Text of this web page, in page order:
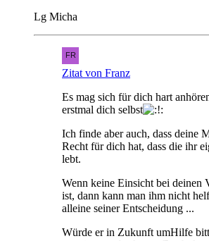
Lg Micha
Zitat von Franz
Es mag sich für dich hart
erstmal dich selbst
Ich finde aber auch, dass deine
Recht für dich hat, dass die ihr
lebt.
Wenn keine Einsicht bei deinen
ist, dann kann man ihm nicht
alleine seiner Entscheidung ...
Würde er in Zukunft umHilfe